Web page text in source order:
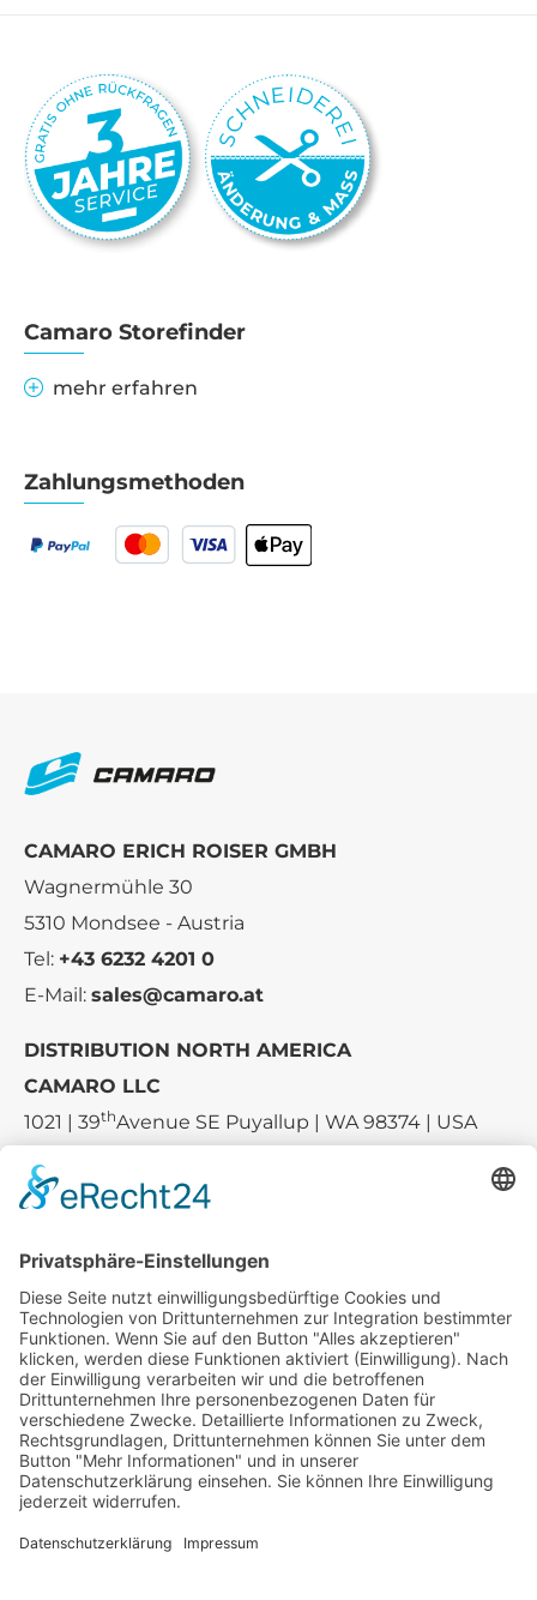
Camaro Storefinder
mehr erfahren
Zahlungsmethoden
CAMARO ERICH ROISER GMBH
Wagnermühle 30
5310 Mondsee - Austria
Tel: +43 6232 4201 0
E-Mail: sales@camaro.at
DISTRIBUTION NORTH AMERICA
CAMARO LLC
1021 | 39thAvenue SE Puyallup | WA 98374 | USA
Tel.:+1 253-867-57 35
Unternehmen
Service
Media
© 2026 - Camaro Erich Roiser GmbH
AGB Impressum